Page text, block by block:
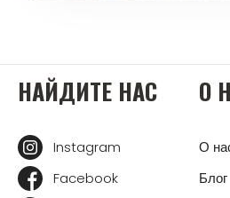
НАЙДИТЕ НАС
Instagram
Facebook
О
О
Блог